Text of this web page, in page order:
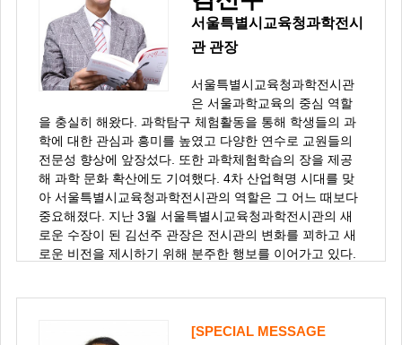
서울특별시교육청과학전시
관 관장
서울특별시교육청과학전시관
은 서울과학교육의 중심 역할
을 충실히 해왔다. 과학탐구 체험활동을 통해 학생들의 과
학에 대한 관심과 흥미를 높였고 다양한 연수로 교원들의
전문성 향상에 앞장섰다. 또한 과학체험학습의 장을 제공
해 과학 문화 확산에도 기여했다. 4차 산업혁명 시대를 맞
아 서울특별시교육청과학전시관의 역할은 그 어느 때보다
중요해졌다. 지난 3월 서울특별시교육청과학전시관의 새
로운 수장이 된 김선주 관장은 전시관의 변화를 꾀하고 새
로운 비전을 제시하기 위해 분주한 행보를 이어가고 있다.
[SPECIAL MESSAGE